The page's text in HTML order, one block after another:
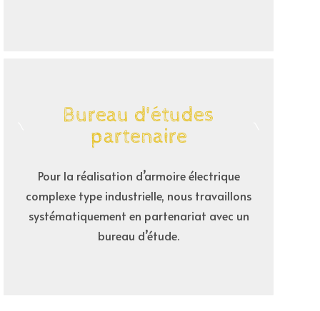
Bureau d'études
partenaire
Pour la réalisation d’armoire électrique
complexe type industrielle, nous travaillons
systématiquement en partenariat avec un
bureau d’étude.